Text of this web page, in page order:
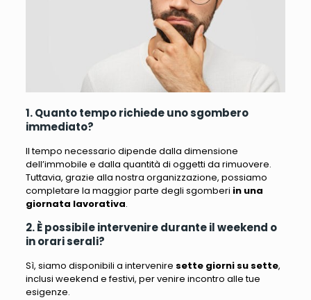
1. Quanto tempo richiede uno sgombero
immediato?
Il tempo necessario dipende dalla dimensione
dell’immobile e dalla quantità di oggetti da rimuovere.
Tuttavia, grazie alla nostra organizzazione, possiamo
completare la maggior parte degli sgomberi in una
giornata lavorativa.
2. È possibile intervenire durante il weekend o
in orari serali?
Sì, siamo disponibili a intervenire sette giorni su sette,
inclusi weekend e festivi, per venire incontro alle tue
esigenze.